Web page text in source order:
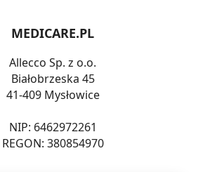
MEDICARE.PL
Allecco Sp. z o.o.
Białobrzeska 45
41-409 Mysłowice
NIP: 6462972261
REGON: 380854970